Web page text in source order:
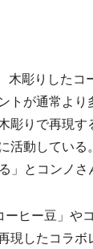
彫りしたコ
トが通常よ
彫りで再現
活動してい
」とコンノさ
ヒー豆」や
現したコラ